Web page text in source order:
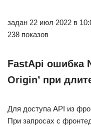
задан 22 июл 2022 в
238 показов
FastApi ошибка
Origin’ при
Для доступа API из
При запросах с